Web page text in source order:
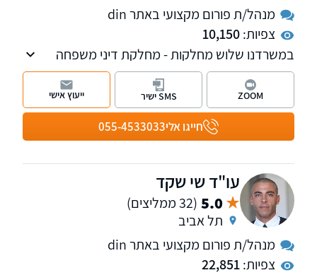
מנהל/ת פורום מקצועי באתר din
צפיות:10,150
במשרדנו שלוש מחלקות - מחלקת דיני משפחה
והמעמד האישי ומחלקת המשפט הפלילי ודיני
התעבורה
חייגו אלי055-4533033
ZOOM SMS ישיר ייעוץ אישי
עו"ד שי שקד
5.0 (32 ממליצים)
תל אביב
מנהל/ת פורום מקצועי באתר din
צפיות:22,851